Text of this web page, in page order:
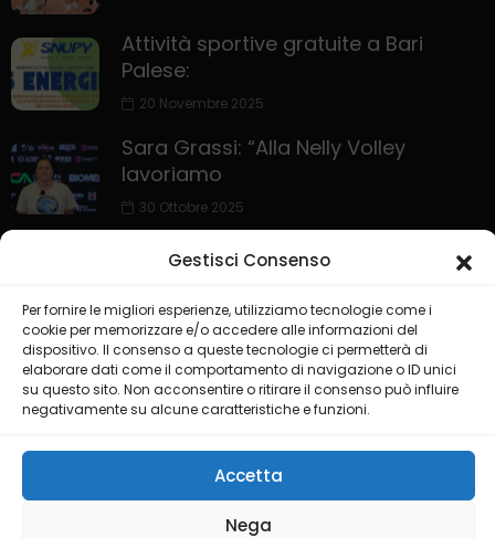
Gestisci Consenso
Per fornire le migliori esperienze, utilizziamo tecnologie come i
cookie per memorizzare e/o accedere alle informazioni del
dispositivo. Il consenso a queste tecnologie ci permetterà di
elaborare dati come il comportamento di navigazione o ID unici
su questo sito. Non acconsentire o ritirare il consenso può influire
negativamente su alcune caratteristiche e funzioni.
Accetta
Nega
Attività sportive gratuite a Bari
Palese:
20 Novembre 2025
Sara Grassi: “Alla Nelly Volley
lavoriamo
30 Ottobre 2025
HOME PRIVACY POLICY
COOKIE POLICY